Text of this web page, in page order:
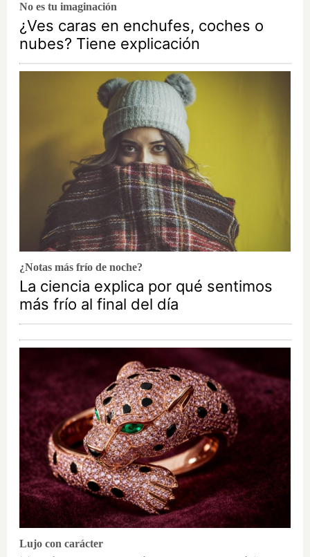
No es tu imaginación
¿Ves caras en enchufes, coches o
nubes? Tiene explicación
¿Notas más frío de noche?
La ciencia explica por qué sentimos
más frío al final del día
Lujo con carácter